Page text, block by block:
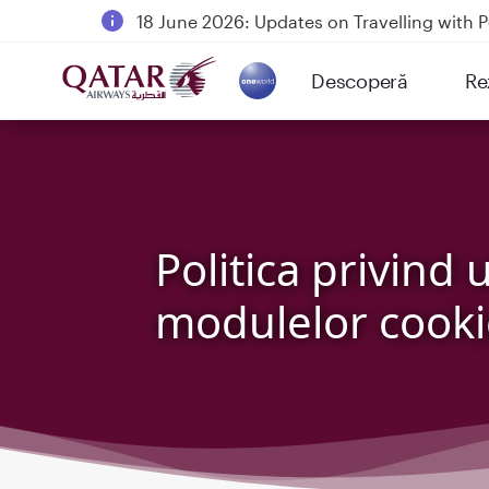
18 June 2026: Updates on Travelling with
6 August 2026: Qatar Airways flight
Qatar Airways Expands Global Network to
Descoperă
(active)
Politica privind
modulelor